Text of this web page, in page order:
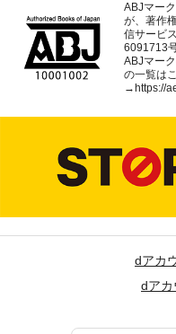
ABJマー
が、著作
信サービ
6091713
ABJマー
の一覧は
→ https://
dアカ
dアカ